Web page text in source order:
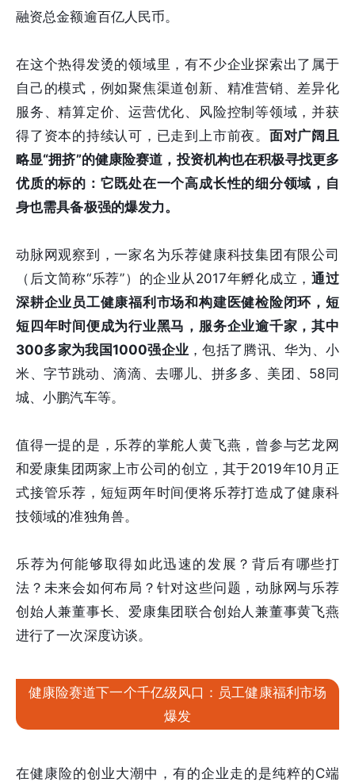
融资总金额逾百亿人民币。
在这个热得发烫的领域里，有不少企业探索出了属于
自己的模式，例如聚焦渠道创新、精准营销、差异化
服务、精算定价、运营优化、风险控制等领域，并获
得了资本的持续认可，已走到上市前夜。 面对广阔且
略显“拥挤”的健康险赛道，投资机构也在积极寻找更多
优质的标的：它既处在一个高成长性的细分领域，自
身也需具备极强的爆发力。
动脉网观察到，一家名为乐荐健康科技集团有限公司
（后文简称“乐荐”）的企业从2017年孵化成立，通过
深耕企业员工健康福利市场和构建医健检险闭环，短
短四年时间便成为行业黑马 ，服务企业逾千家，其中
300多家为我国1000强企业 ，包括了腾讯、华为、小
米、字节跳动、滴滴、去哪儿、拼多多、美团、58同
城、小鹏汽车等。
值得一提的是，乐荐的掌舵人黄飞燕，曾参与艺龙网
和爱康集团两家上市公司的创立，其于2019年10月正
式接管乐荐，短短两年时间便将乐荐打造成了健康科
技领域的准独角兽。
乐荐为何能够取得如此迅速的发展？背后有哪些打
法？未来会如何布局？针对这些问题，动脉网与乐荐
创始人兼董事长、爱康集团联合创始人兼董事黄飞燕
进行了一次深度访谈。
健康险赛道下一个千亿级风口：员工健康福利市场
爆发
在健康险的创业大潮中，有的企业走的是纯粹的C端